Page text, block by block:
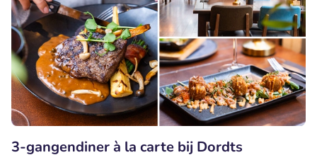
3-gangendiner à la carte bij Dordts